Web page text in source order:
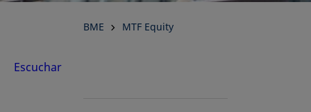
BME MTF Equity
Escuchar